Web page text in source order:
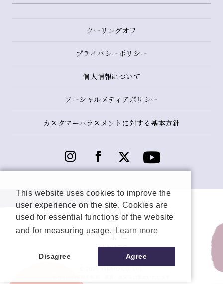
クーリングオフ
プライバシーポリシー
個人情報について
ソーシャルメディアポリシー
カスタマーハラスメントに対する基本方針
This website uses cookies to improve the
user experience on the site. Cookies are
used for essential functions of the website
and for measuring usage.
Learn more
Disagree Agree